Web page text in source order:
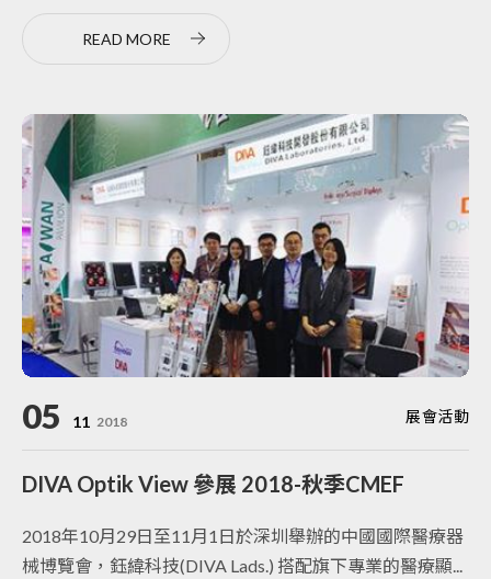
READ MORE
05 11 2018 展會活動
DIVA Optik View 參展 2018-秋季CMEF
2018年10月29日至11月1日於深圳舉辦的中國國際醫療器
械博覽會，鈺緯科技(DIVA Lads.) 搭配旗下專業的醫療顯...